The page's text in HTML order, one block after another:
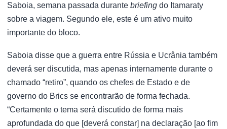
Saboia, semana passada durante briefing do Itamaraty
sobre a viagem. Segundo ele, este é um ativo muito
importante do bloco.
Saboia disse que a guerra entre Rússia e Ucrânia também
deverá ser discutida, mas apenas internamente durante o
chamado “retiro”, quando os chefes de Estado e de
governo do Brics se encontrarão de forma fechada.
“Certamente o tema será discutido de forma mais
aprofundada do que [deverá constar] na declaração [ao fim